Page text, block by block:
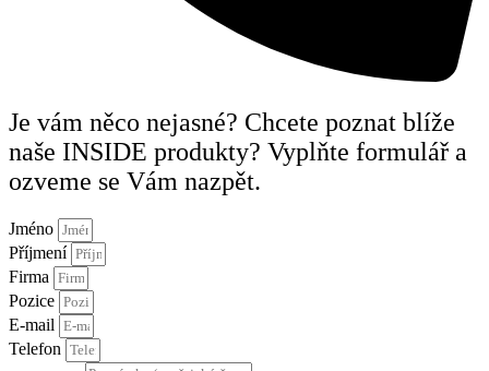
Je vám něco nejasné? Chcete poznat blíže
naše INSIDE produkty? Vyplňte formulář a
ozveme se Vám nazpět.
Jméno
Příjmení
Firma
Pozice
E-mail
Telefon